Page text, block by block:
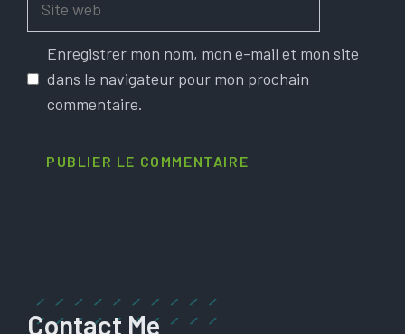
Enregistrer mon nom, mon e-mail et mon site
dans le navigateur pour mon prochain
commentaire.
Contact Me